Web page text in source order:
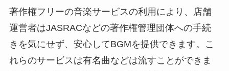
著作権フリーの音楽サービスの利用により、店舗
運営者はJASRACなどの著作権管理団体への手続
きを気にせず、安心してBGMを提供できます。こ
れらのサービスは有名曲などは流すことができま